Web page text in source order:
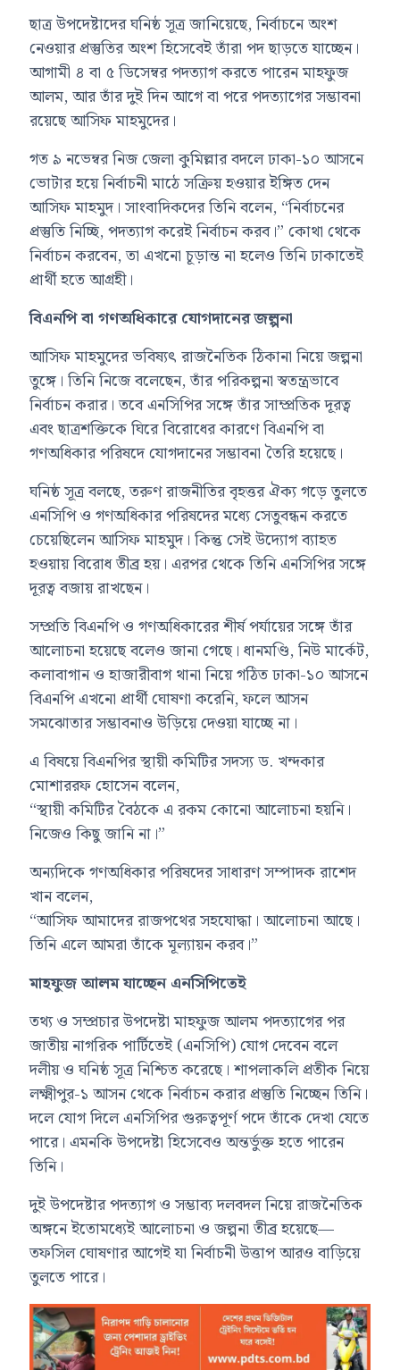
ছাত্র উপদেষ্টাদের ঘনিষ্ঠ সূত্র জানিয়েছে, নির্বাচনে অংশ
নেওয়ার প্রস্তুতির অংশ হিসেবেই তাঁরা পদ ছাড়তে যাচ্ছেন।
আগামী ৪ বা ৫ ডিসেম্বর পদত্যাগ করতে পারেন মাহফুজ
আলম, আর তাঁর দুই দিন আগে বা পরে পদত্যাগের সম্ভাবনা
রয়েছে আসিফ মাহমুদের।
গত ৯ নভেম্বর নিজ জেলা কুমিল্লার বদলে ঢাকা-১০ আসনে
ভোটার হয়ে নির্বাচনী মাঠে সক্রিয় হওয়ার ইঙ্গিত দেন
আসিফ মাহমুদ। সাংবাদিকদের তিনি বলেন, “নির্বাচনের
প্রস্তুতি নিচ্ছি, পদত্যাগ করেই নির্বাচন করব।” কোথা থেকে
নির্বাচন করবেন, তা এখনো চূড়ান্ত না হলেও তিনি ঢাকাতেই
প্রার্থী হতে আগ্রহী।
বিএনপি বা গণঅধিকারে যোগদানের জল্পনা
আসিফ মাহমুদের ভবিষ্যৎ রাজনৈতিক ঠিকানা নিয়ে জল্পনা
তুঙ্গে। তিনি নিজে বলেছেন, তাঁর পরিকল্পনা স্বতন্ত্রভাবে
নির্বাচন করার। তবে এনসিপির সঙ্গে তাঁর সাম্প্রতিক দূরত্ব
এবং ছাত্রশক্তিকে ঘিরে বিরোধের কারণে বিএনপি বা
গণঅধিকার পরিষদে যোগদানের সম্ভাবনা তৈরি হয়েছে।
ঘনিষ্ঠ সূত্র বলছে, তরুণ রাজনীতির বৃহত্তর ঐক্য গড়ে তুলতে
এনসিপি ও গণঅধিকার পরিষদের মধ্যে সেতুবন্ধন করতে
চেয়েছিলেন আসিফ মাহমুদ। কিন্তু সেই উদ্যোগ ব্যাহত
হওয়ায় বিরোধ তীব্র হয়। এরপর থেকে তিনি এনসিপির সঙ্গে
দূরত্ব বজায় রাখছেন।
সম্প্রতি বিএনপি ও গণঅধিকারের শীর্ষ পর্যায়ের সঙ্গে তাঁর
আলোচনা হয়েছে বলেও জানা গেছে। ধানমণ্ডি, নিউ মার্কেট,
কলাবাগান ও হাজারীবাগ থানা নিয়ে গঠিত ঢাকা-১০ আসনে
বিএনপি এখনো প্রার্থী ঘোষণা করেনি, ফলে আসন
সমঝোতার সম্ভাবনাও উড়িয়ে দেওয়া যাচ্ছে না।
এ বিষয়ে বিএনপির স্থায়ী কমিটির সদস্য ড. খন্দকার
মোশাররফ হোসেন বলেন,
“স্থায়ী কমিটির বৈঠকে এ রকম কোনো আলোচনা হয়নি।
নিজেও কিছু জানি না।”
অন্যদিকে গণঅধিকার পরিষদের সাধারণ সম্পাদক রাশেদ
খান বলেন,
“আসিফ আমাদের রাজপথের সহযোদ্ধা। আলোচনা আছে।
তিনি এলে আমরা তাঁকে মূল্যায়ন করব।”
মাহফুজ আলম যাচ্ছেন এনসিপিতেই
তথ্য ও সম্প্রচার উপদেষ্টা মাহফুজ আলম পদত্যাগের পর
জাতীয় নাগরিক পার্টিতেই (এনসিপি) যোগ দেবেন বলে
দলীয় ও ঘনিষ্ঠ সূত্র নিশ্চিত করেছে। শাপলাকলি প্রতীক নিয়ে
লক্ষ্মীপুর-১ আসন থেকে নির্বাচন করার প্রস্তুতি নিচ্ছেন তিনি।
দলে যোগ দিলে এনসিপির গুরুত্বপূর্ণ পদে তাঁকে দেখা যেতে
পারে। এমনকি উপদেষ্টা হিসেবেও অন্তর্ভুক্ত হতে পারেন
তিনি।
দুই উপদেষ্টার পদত্যাগ ও সম্ভাব্য দলবদল নিয়ে রাজনৈতিক
অঙ্গনে ইতোমধ্যেই আলোচনা ও জল্পনা তীব্র হয়েছে—
তফসিল ঘোষণার আগেই যা নির্বাচনী উত্তাপ আরও বাড়িয়ে
তুলতে পারে।